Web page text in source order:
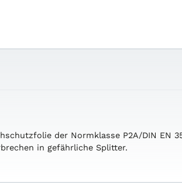
der Normklasse P2A/DIN EN
in gefährliche Splitter.